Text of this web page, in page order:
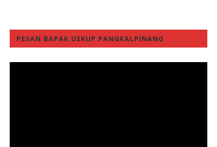
PESAN BAPAK USKUP PANGKALPINANG